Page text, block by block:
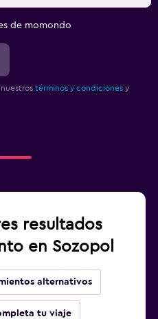
de momondo
términos y condiciones y
resultados
en Sozopol
alternativos
tu viaje